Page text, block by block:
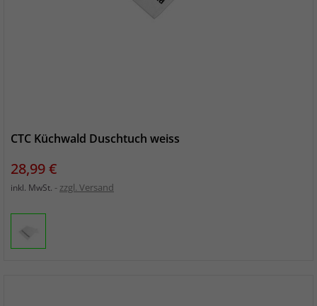
CTC Küchwald Duschtuch weiss
Preis
28,99 €
inkl. MwSt. zzgl. Versand